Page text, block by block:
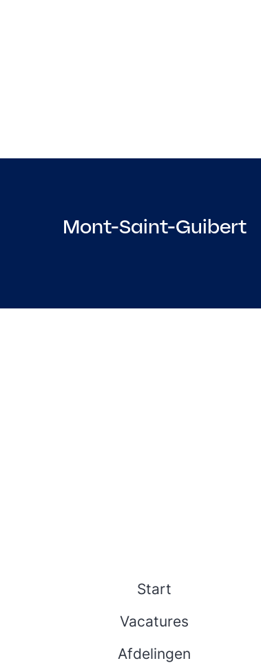
Mont-Saint-Guibert
Start
Vacatures
Afdelingen